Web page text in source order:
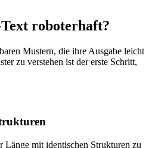
roboterhaft?
Mustern, die ihre Ausgabe leicht
zu verstehen ist der erste Schritt,
Länge mit identischen Strukturen zu